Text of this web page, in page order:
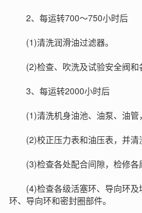
2、每运转700～750小时后
(1)清洗润滑油过滤器。
(2)检查、吹洗及试验安全阀和
3、每运转2000小时后
(1)清洗机身油池、油泵、油管
(2)校正压力表和油压表，并清
(3)检查各处配合间隙，检修各
(4)检查各级活塞环、导向环及
环、导向环和密封圈部件。